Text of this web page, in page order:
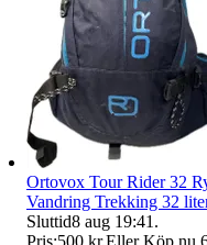
Ortovox Tour Rider 32
Vandring Trekking 32
Sluttid8 aug 19:41 .